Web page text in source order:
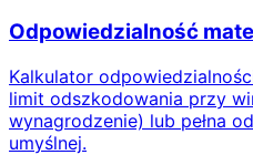
Odpowiedzialność
Kalkulator
limit odszkodowania przy
wynagrodzenie) lub pełna
umyślnej.